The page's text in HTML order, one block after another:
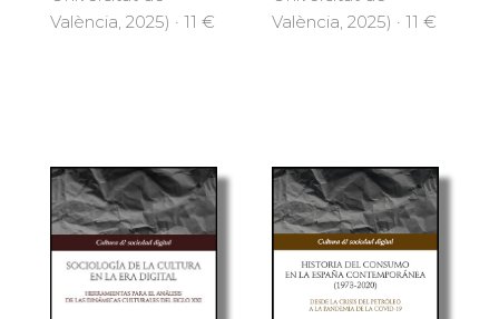
València, 2025) · 11 €
València, 2025) · 11 €